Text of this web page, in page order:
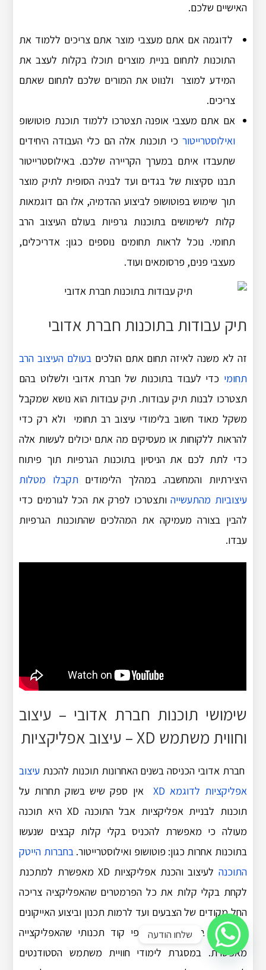
האישיים שלכם.
לדוגמה אם אתם מעצבי מוצר אתם צריכים ללמוד את
התוכנות לתחום בניית מוצרים תוכלו בקלות לעצב את
המידע למוצר ולנווט את המורים שלכם לתחום שאתם
צריכים.
אם אתם מעצבי אופנה תצטרכו ללמוד תוכנת פוטושופ
ואילוסטרייטור כי תוכנות אלה הם כלי העבודה היחידים
שתעבדו איתם במערך הקריירה שלכם. באילוסטרייטור
תבנו סקיצות של בגדים ועד לבניה הסופית לתיק מוצר
תוך שימוש בפוטושופ לביצוע ההדמיה, אלו הם דוגמאות
קלות לשימושים בתוכנות גרפיות בעולם העיצוב הרב
תחומי. נוכל לראות תחומים נוספים כגון: אדריכלים,
מעצבי פנים, פרסומאים ועוד.
תיק עבודות בתוכנות חברת אדובי
זה לא משנה לאיזה תחום אתם הולכים בעולם העיצוב הרב
תחומי כדי לעבוד בתוכנות של חברת אדובי ולשלוט בהם
תצטרכו לבנות תיק עבודות. תיק עבודות הוא נושא שמקבל
משקל מאוד חשוב בלימודי עיצוב רב תחומי ולא רק כדי
להראות ללקוחות או מעסיקים מה אתם יכולים לעשות אלה
כדי לתת לכם את הניסיון בתוכנות הגרפיות תוך פיתוח
היצירתיות והמחשבה. במהלך הלימודיםתקבלו מטלות
עיצוביות מהתעשייהותצטרכו לפרק את הכל לגורמים כדי
להבין בצורה מעמיקה את המהלכים שהתוכנות הגרפיות
עבדו.
שימושי תוכנות חברת אדובי – עיצוב
וחווית משתמש XD – עיצוב אפליקציות
חברת אדובי הכניסה בשנים האחרונות תוכנות להכנת עיצוב
אפליקציות לדוגמא XD
אין ספק שיש בשוק תחרות על
תוכנות לבניית אפליקציות אבל התוכנה XD היא תוכנה
מעולה כי מאפשרת להכניס בקלי קלות קבצים שנעשו
בתוכנות אחרות כגון: פוטושופ ואילוסטרייטור.בחברות הייטק
התוכנה
לעיצוב והכנת אפליקציות XD מאפשרת למתכנת
לקחת בקלי קלות את כל הפרמטרים שהאפליקציה צריכה
החל מקודים של הצבעים ועד לרמות תכנון וביצוע האייקונים
שנמצאים באפליקציה על פי קוד תכנותי שהאפליקצייה
מאפשרת. במסגרת לימודי חוויית משתמש הסטודנטים
שלחו הודעה